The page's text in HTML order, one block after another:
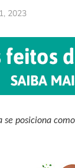
2023
se posiciona